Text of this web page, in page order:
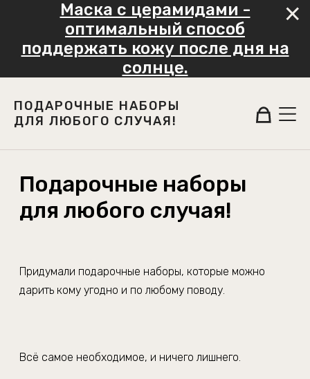
Маска с церамидами -
оптимальный способ
поддержать кожу после дня на
солнце.
ПОДАРОЧНЫЕ НАБОРЫ
ДЛЯ ЛЮБОГО СЛУЧАЯ!
Подарочные наборы
для любого случая!
Придумали подарочные наборы, которые можно
дарить кому угодно и по любому поводу.
Всё самое необходимое, и ничего лишнего.